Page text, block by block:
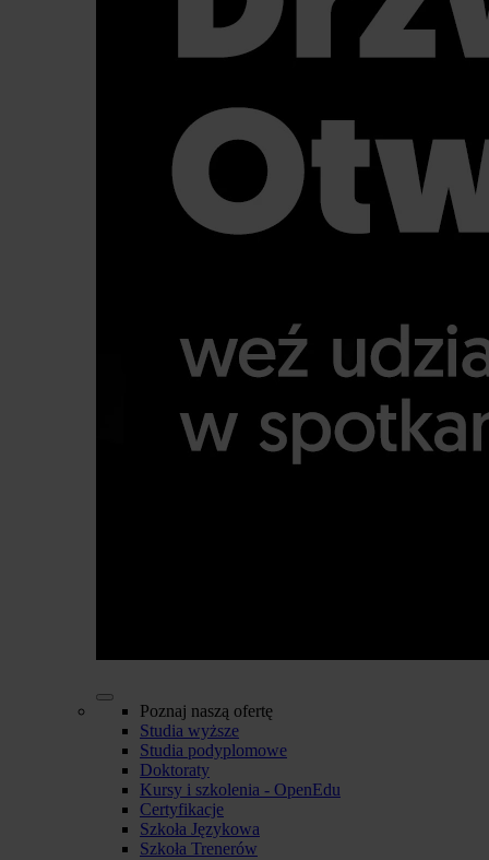
Poznaj naszą ofertę
Studia wyższe
Studia podyplomowe
Doktoraty
Kursy i szkolenia - OpenEdu
Certyfikacje
Szkoła Językowa
Szkoła Trenerów